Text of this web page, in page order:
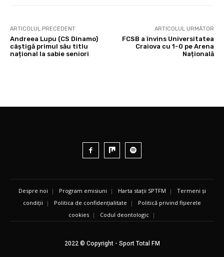
ARTICOLUL PRECEDENT
Andreea Lupu (CS Dinamo)
câștigă primul său titlu
național la sabie seniori
ARTICOLUL URMĂTOR
FCSB a învins Universitatea
Craiova cu 1-0 pe Arena
Națională
Despre noi | Program emisiuni | Harta stații SPTFM | Termeni și
condiții | Politica de confidențialitate | Politică privind fișierele
cookies | Codul deontologic |
2022 © Copyright - Sport Total FM